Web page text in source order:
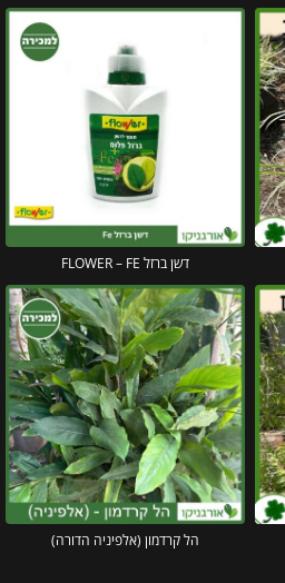
דשן ברזל FLOWER – FE
הל קרדמון (אלפיניה הדורה)